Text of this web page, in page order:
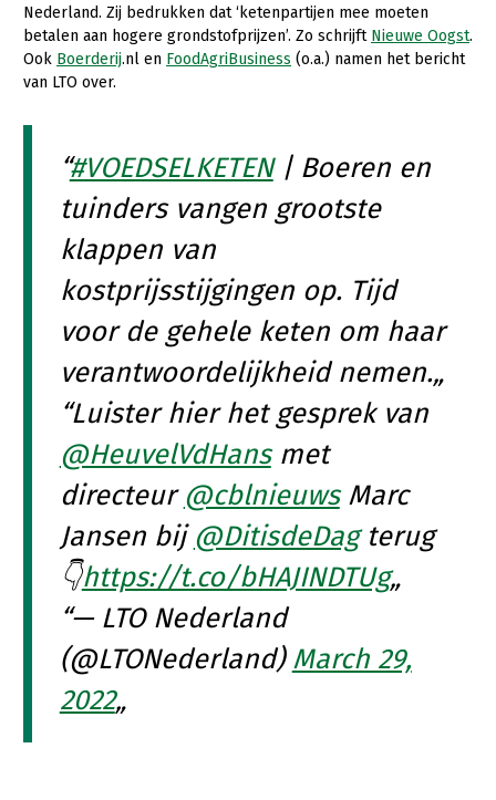
Biologische Landbouw
Geitenhouderij
Kalverhouderij
Melkveehouderij
Paardenhouderij
Pluimveehouderij
Schapenhouderij
Varkenshouderij
Vleesveehouderij
Plant
Akkerbouw
Biologische Landbouw
Bomen, vaste planten en zomerbloemen
Fruitteelt
Glastuinbouw
Paddenstoelen
Vollegrondsgroente
Multifunctionele landbouw
Multifunctioneel
Nieuwsabonnement
Over LTO
LTO Nederland
Mensen
Bestuur en Directie
Medewerkers
Vakgroepbestuurders
Jaarverslag 2023
Vacatures
Pers
Contact
Nederland. Zij bedrukken dat ‘ketenpartijen mee moeten
betalen aan hogere grondstofprijzen’. Zo schrijft Nieuwe Oogst.
Ook Boerderij.nl en FoodAgriBusiness (o.a.) namen het bericht
van LTO over.
#VOEDSELKETEN| Boeren en
tuinders vangen grootste
klappen van
kostprijsstijgingen op. Tijd
voor de gehele keten om haar
verantwoordelijkheid nemen.
Luister hier het gesprek van
@HeuvelVdHansmet
directeur@cblnieuwsMarc
Jansen bij@DitisdeDagterug
👇https://t.co/bHAJINDTUg
— LTO Nederland
(@LTONederland)March 29,
2022